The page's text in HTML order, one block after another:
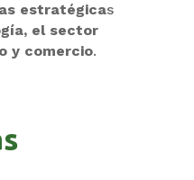
estratégicas
el sector
y comercio.